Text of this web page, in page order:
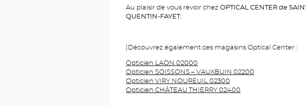
Au plaisir de vous revoir chez OPTICAL CENTER de SAINT
QUENTIN-FAYET.
|Découvrez également ces magasins Optical Center :
Opticien LAON 02000
Opticien SOISSONS – VAUXBUIN 02200
Opticien VIRY NOUREUIL 02300
Opticien CHÂTEAU THIERRY 02400